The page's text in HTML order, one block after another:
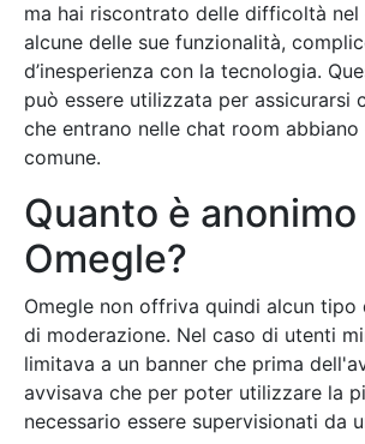
ma hai riscontrato delle difficoltà nel
alcune delle sue funzionalità,
d’inesperienza con la tecnologia.
può essere utilizzata per assicurarsi
che entrano nelle chat room abbiano
comune.
Quanto è anonimo
Omegle?
Omegle non offriva quindi alcun tipo
di moderazione. Nel caso di utenti
limitava a un banner che prima
avvisava che per poter utilizzare la
necessario essere supervisionati da